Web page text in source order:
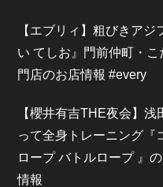
【エブリィ】粗びきアジ
い てしお』門前仲町・
門店のお店情報 #every
【櫻井有吉THE夜会】
って全身トレーニング『
ロープ バトルロープ 』
情報